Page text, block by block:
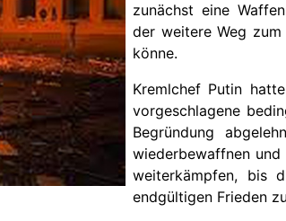
zunächst eine
der weitere Weg
könne.
Kremlchef Putin
vorgeschlagene
Begründung
wiederbewaffnen
weiterkämpfen, bis
endgültigen Frieden